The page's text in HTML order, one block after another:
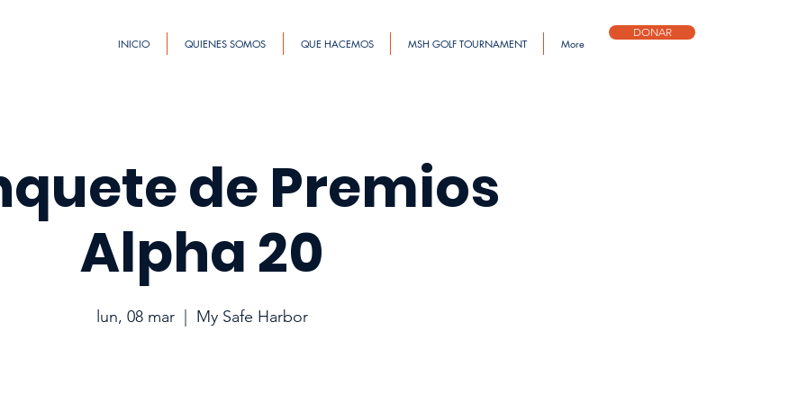
INICIO QUIENES SOMOS QUE HACEMOS MSH GOLF TOURNAMENT More
DONAR
de Premios
Alpha 20
lun, 08 mar
  |
My Safe Harbor